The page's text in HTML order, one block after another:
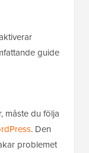
guide
måste du följa
. Den
problemet